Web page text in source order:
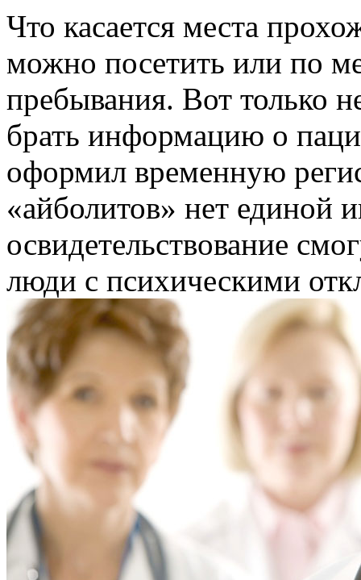
Что касается места
можно посетить или по
пребывания. Вот только
брать информацию о
оформил временную
«айболитов» нет единой
освидетельствование
люди с психическими